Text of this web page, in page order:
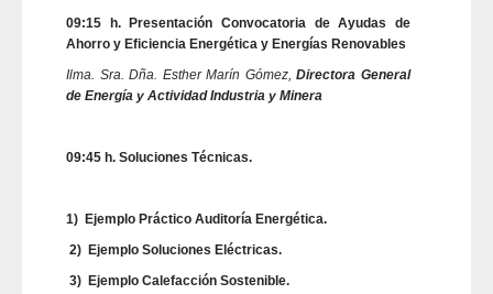
09:15 h. Presentación Convocatoria de Ayudas de
Ahorro y Eficiencia Energética y Energías Renovables
Ilma. Sra. Dña. Esther Marín Gómez,Directora General
de Energía y Actividad Industria y Minera
09:45 h. Soluciones Técnicas.
1) Ejemplo Práctico Auditoría Energética.
2) Ejemplo Soluciones Eléctricas.
3) Ejemplo Calefacción Sostenible.